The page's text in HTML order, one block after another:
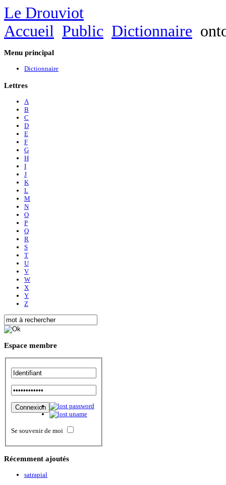
Le Drouviot
Accueil Public Dictionnaire
Menu principal
Dictionnaire
Lettres
A
B
C
D
E
F
G
H
I
J
K
L
M
N
O
P
Q
R
S
T
U
V
W
X
Y
Z
Espace membre
Se souvenir de moi
Récemment ajoutés
satrapial